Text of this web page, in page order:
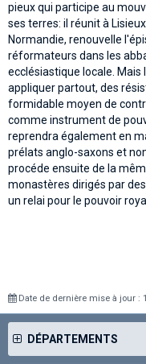
pieux qui participe au
ses terres: il réunit à
Normandie, renouvelle
réformateurs dans les
ecclésiastique locale.
appliquer partout, des
formidable moyen de
comme instrument de
reprendra également en
prélats anglo-saxons et
procéde ensuite de la
monastères dirigés par
un relai pour le pouvoir royal.
Date de dernière mise à jour :
DÉPARTEMENTS